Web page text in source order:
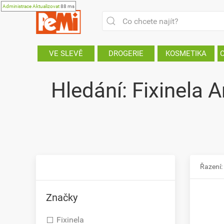
AdministraceAktualizovat88 ms
VE SLEVĚ DROGERIE KOSMETIKA
Hledání: Fixinela
Značky
Fixinela
Řazení: